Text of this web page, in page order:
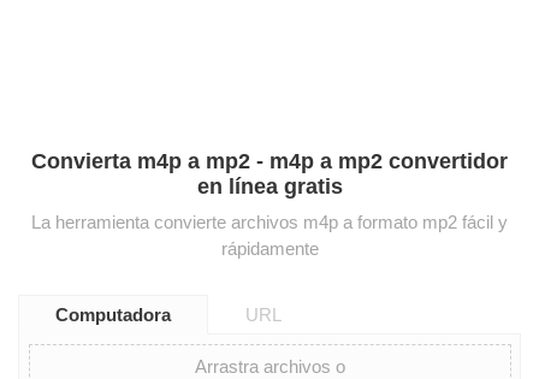
Convierta m4p a mp2 - m4p a mp2 convertidor
en línea gratis
La herramienta convierte archivos m4p a formato mp2 fácil y
rápidamente
Computadora URL
Arrastra archivos o